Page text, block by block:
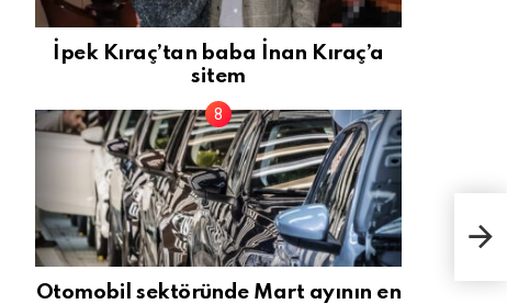
İpek Kıraç’tan baba İnan Kıraç’a
sitem
Otomobil sektöründe Mart ayının en